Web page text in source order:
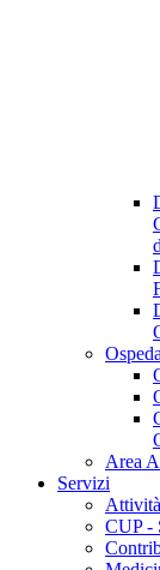
Area
Servizi
CUP -